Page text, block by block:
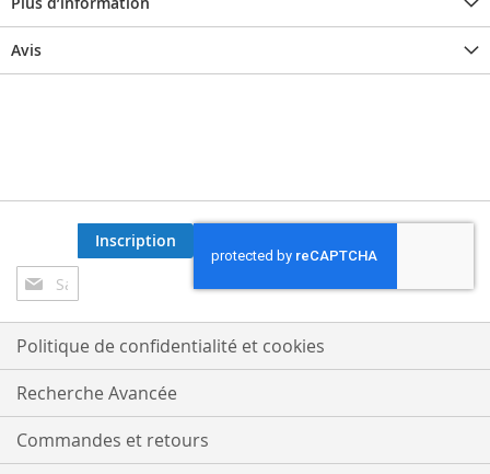
Avis
Inscription
à
notre
lettre
d’information
:
Inscription
Politique de confidentialité et cookies
Recherche Avancée
Commandes et retours